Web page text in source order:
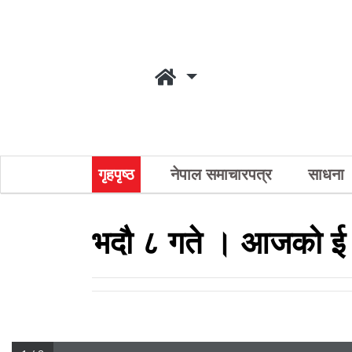
गृहपृष्ठ नेपाल समाचारपत्र साधना
भदौ ८ गते । आजको ई